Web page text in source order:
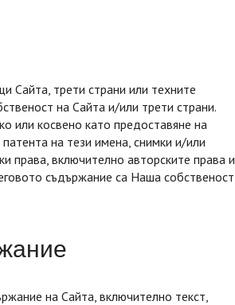
Сайта, трети страни или техните
на Сайта и/или трети страни.
или косвено като предоставяне на
на тези имена, снимки и/или
права, включително авторските права и
съдържание са Наша собственост
на Сайта, включително текст,